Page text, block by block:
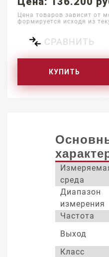
Цена товаров зависит от
формируется исходя из
СРАВНИТЬ
КУПИТЬ
среда
Диапазон
измерения
Частота
Выход
Класс